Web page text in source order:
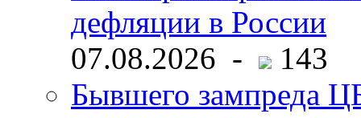
дефляции в России
07.08.2026 -
143
Бывшего зампреда